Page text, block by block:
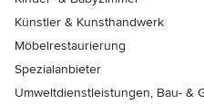
Künstler & Kunsthandwerk
Möbelrestaurierung
Spezialanbieter
Umweltdienstleistungen, Bau- &